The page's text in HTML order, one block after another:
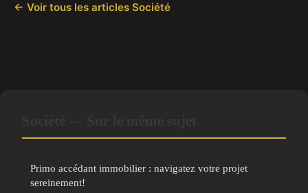
← Voir tous les articles Société
Primo accédant immobilier : navigatez votre projet
sereinement!